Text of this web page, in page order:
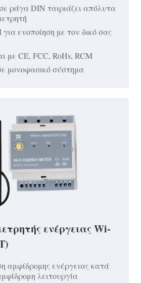
ράγα DIN ταιριάζει απόλυτα
ενοποίηση με τον δικό σας
με CE, FCC, RoHs, RCM
μονοφασικό σύστημα
ενέργειας Wi-
αμφίδρομης ενέργειας κατά
λειτουργία